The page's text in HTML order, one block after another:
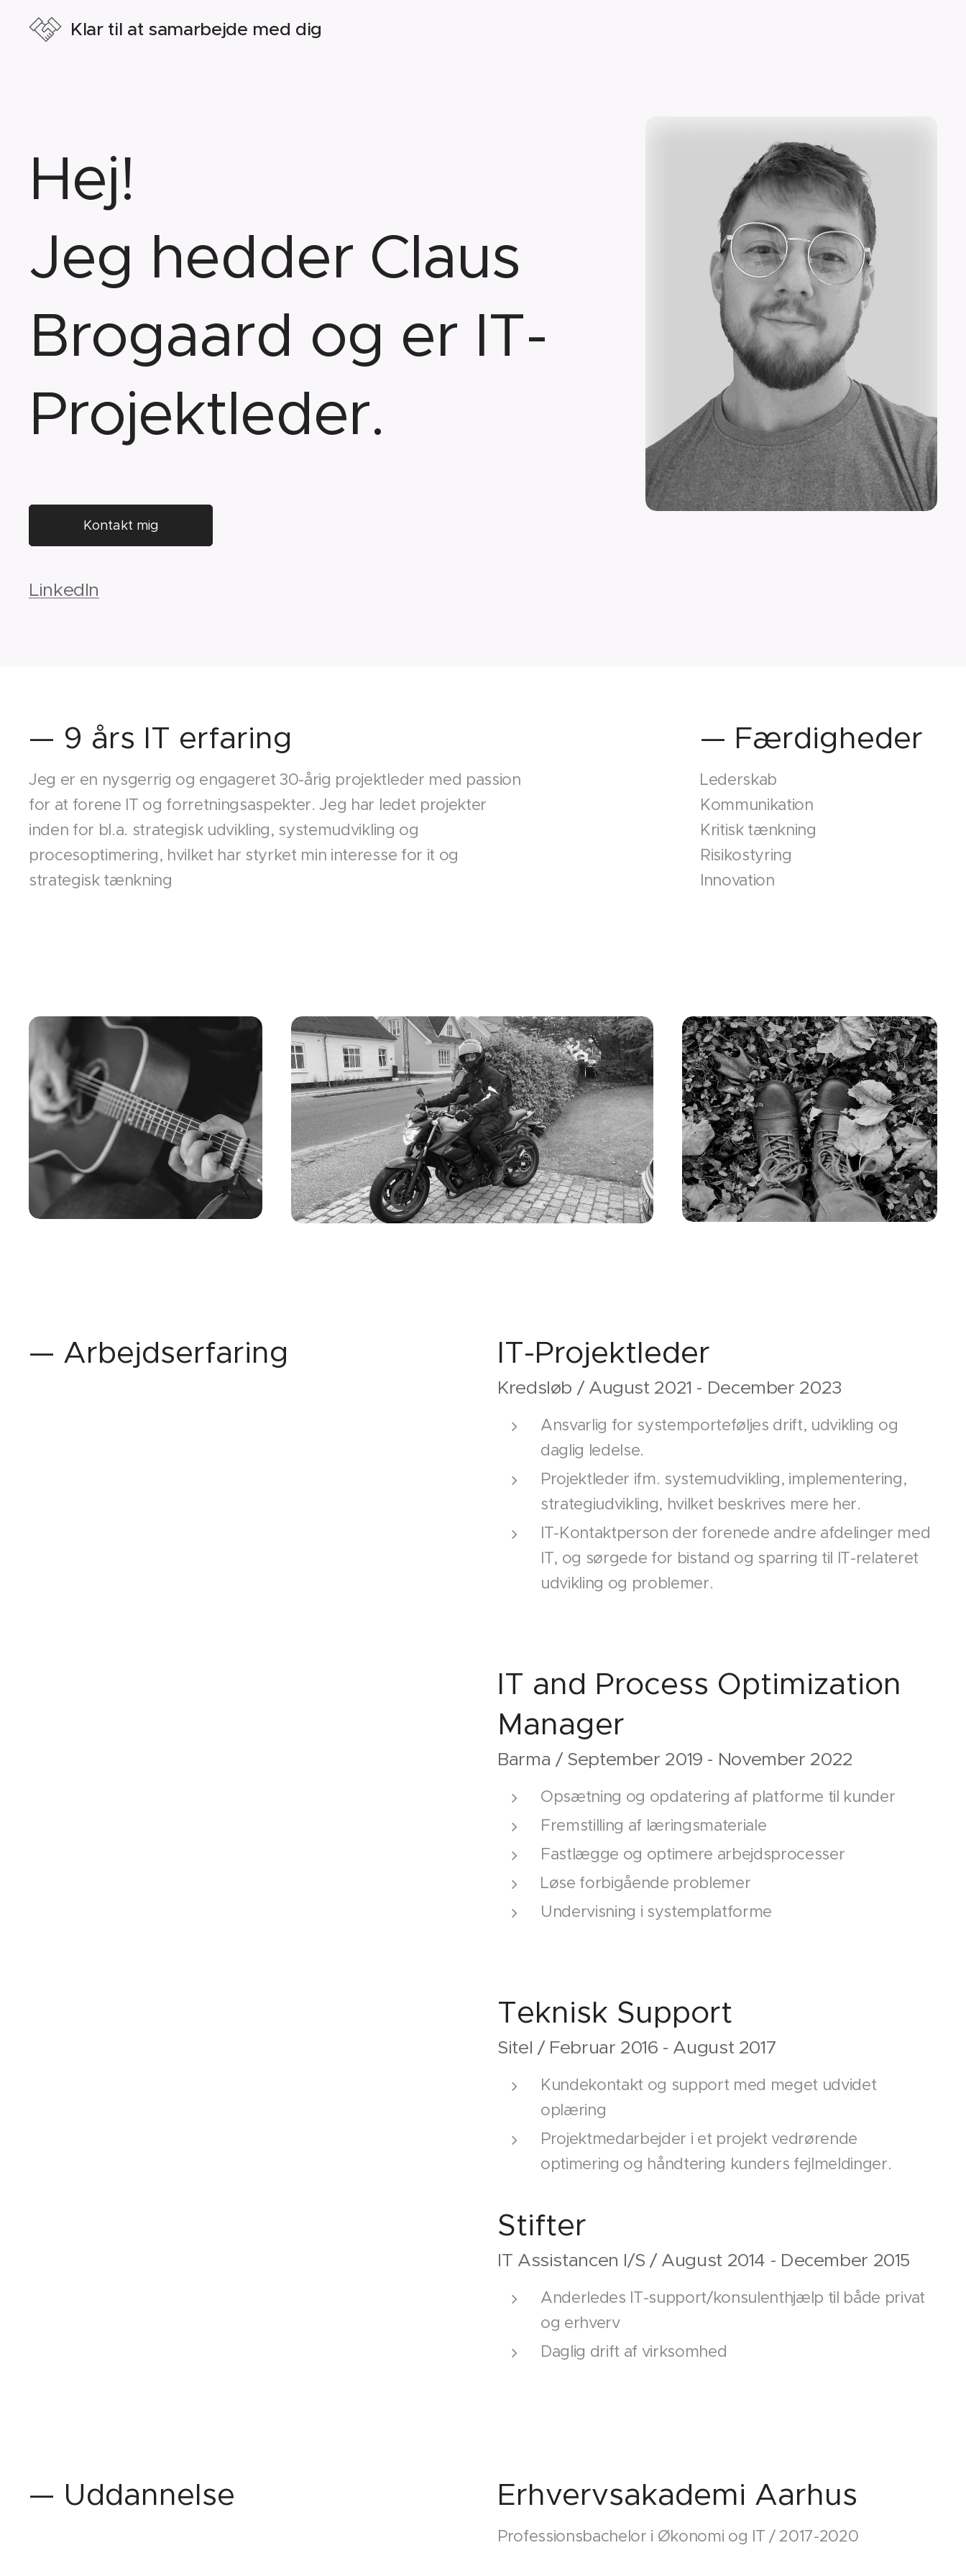
Klar til at samarbejde med dig
Hej!
Jeg hedder Claus
Brogaard og er IT-
Projektleder.
Kontakt mig
LinkedIn
— 9 års IT erfaring
Jeg er en nysgerrig og engageret 30-årig projektleder med passion
for at forene IT og forretningsaspekter. Jeg har ledet projekter
inden for bl.a. strategisk udvikling, systemudvikling og
procesoptimering, hvilket har styrket min interesse for it og
strategisk tænkning
— Færdigheder
Lederskab
Kommunikation
Kritisk tænkning
Risikostyring
Innovation
— Arbejdserfaring IT-Projektleder
Kredsløb / August 2021 - December 2023
Ansvarlig for systemporteføljes drift, udvikling og
daglig ledelse.
Projektleder ifm. systemudvikling, implementering,
strategiudvikling, hvilket beskrives mere her.
IT-Kontaktperson der forenede andre afdelinger med
IT, og sørgede for bistand og sparring til IT-relateret
udvikling og problemer.
IT and Process Optimization
Manager
Barma / September 2019 - November 2022
Opsætning og opdatering af platforme til kunder
Fremstilling af læringsmateriale
Fastlægge og optimere arbejdsprocesser
Løse forbigående problemer
Undervisning i systemplatforme
Teknisk Support
Sitel / Februar 2016 - August 2017
Kundekontakt og support med meget udvidet
oplæring
Projektmedarbejder i et projekt vedrørende
optimering og håndtering kunders fejlmeldinger.
Stifter
IT Assistancen I/S / August 2014 - December 2015
Anderledes IT-support/konsulenthjælp til både privat
og erhverv
Daglig drift af virksomhed
— Uddannelse Erhvervsakademi Aarhus
Professionsbachelor i Økonomi og IT / 2017-2020